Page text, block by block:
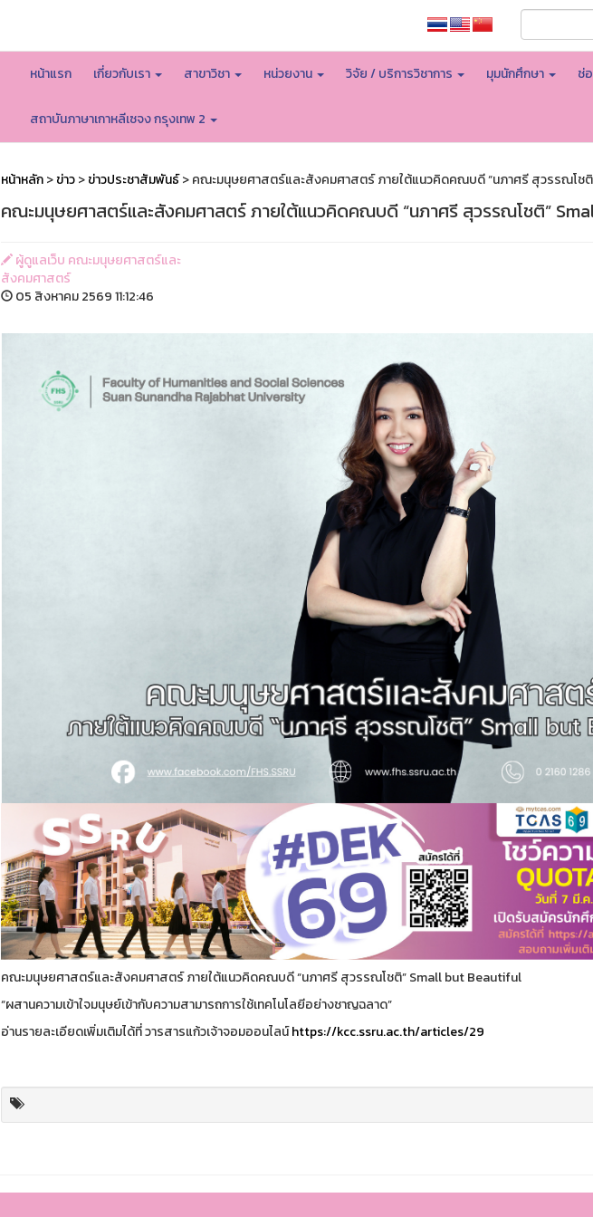
หน้าแรก เกี่ยวกับเรา สาขาวิชา หน่วยงาน วิจัย / บริการวิชาการ มุมนักศึกษา ช่
สถาบันภาษาเกาหลีเซจง กรุงเทพ 2
หน้าหลัก>ข่าว>ข่าวประชาสัมพันธ์> คณะมนุษยศาสตร์และสังคมศาสตร์ ภายใต้แนวคิดคณบดี “นภาศรี สุวรรณโช
คณะมนุษยศาสตร์และสังคมศาสตร์ ภายใต้แนวคิดคณบดี “นภาศรี สุวรรณโชติ”
ผู้ดูแลเว็บ คณะมนุษยศาสตร์และ
สังคมศาสตร์
05 สิงหาคม 2569 11:12:46
คณะมนุษยศาสตร์และสังคมศาสตร์ ภายใต้แนวคิดคณบดี “นภาศรี สุวรรณโชติ” Small but Beautiful
“ผสานความเข้าใจมนุษย์เข้ากับความสามารถการใช้เทคโนโลยีอย่างชาญฉลาด”
อ่านรายละเอียดเพิ่มเติมได้ที่ วารสารแก้วเจ้าจอมออนไลน์https://kcc.ssru.ac.th/articles/29